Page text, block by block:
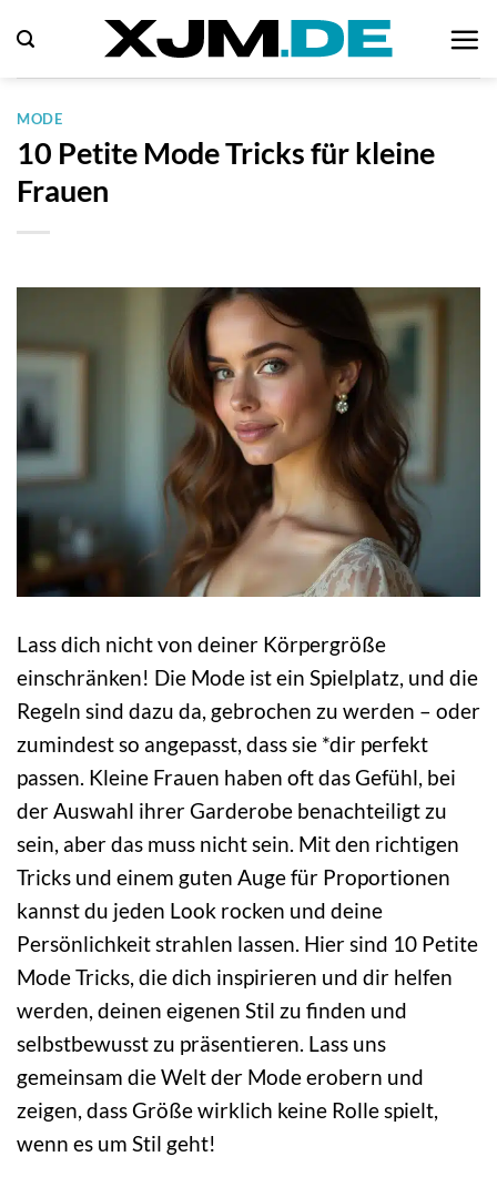
Inhalt
springen
MODE
10 Petite Mode Tricks für kleine
Frauen
Lass dich nicht von deiner Körpergröße
einschränken! Die Mode ist ein Spielplatz, und die
Regeln sind dazu da, gebrochen zu werden – oder
zumindest so angepasst, dass sie *dir perfekt
passen. Kleine Frauen haben oft das Gefühl, bei
der Auswahl ihrer Garderobe benachteiligt zu
sein, aber das muss nicht sein. Mit den richtigen
Tricks und einem guten Auge für Proportionen
kannst du jeden Look rocken und deine
Persönlichkeit strahlen lassen. Hier sind 10 Petite
Mode Tricks, die dich inspirieren und dir helfen
werden, deinen eigenen Stil zu finden und
selbstbewusst zu präsentieren. Lass uns
gemeinsam die Welt der Mode erobern und
zeigen, dass Größe wirklich keine Rolle spielt,
wenn es um Stil geht!